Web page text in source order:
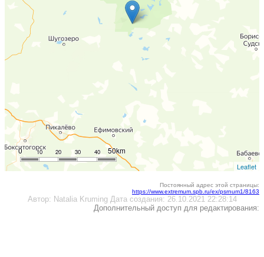
10
0 20 30 40 50km
Leaflet
Постоянный адрес этой страницы:
https://www.extremum.spb.ru/ex/psrnum1/8163
Автор: Natalia Kruming Дата создания: 26.10.2021 22:28:14
Дополнительный доступ для редактирования: